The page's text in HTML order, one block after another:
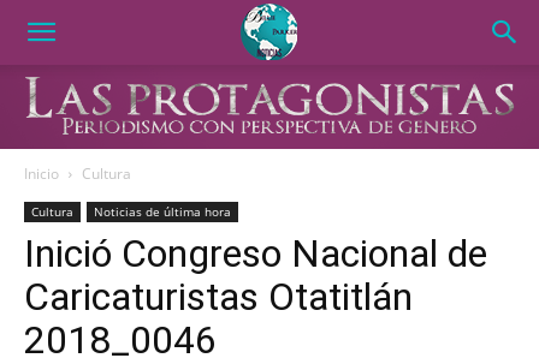
Inicio Cultura
Cultura Noticias de última hora
Inició Congreso Nacional de
Caricaturistas Otatitlán
2018_0046